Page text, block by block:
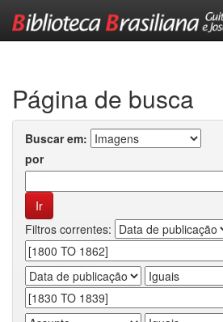
Página de busca
Buscar em:
por
Filtros correntes: